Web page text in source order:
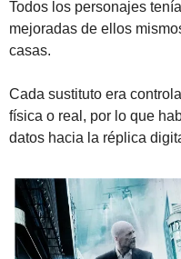
Todos los personajes
mejoradas de ellos
casas.
Cada sustituto era
física o real, por lo que
datos hacia la réplica